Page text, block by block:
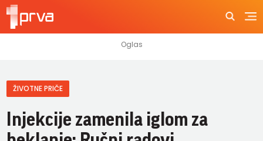
ŽIVOTNE PRIČE
Injekcije zamenila iglom za